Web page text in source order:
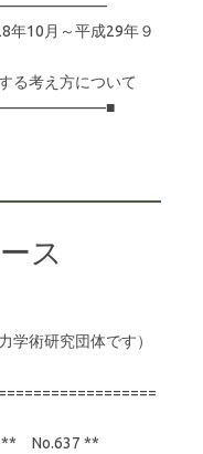
年10月～平成29年９
る考え方について
ス
学術研究団体です）
** No.637 **